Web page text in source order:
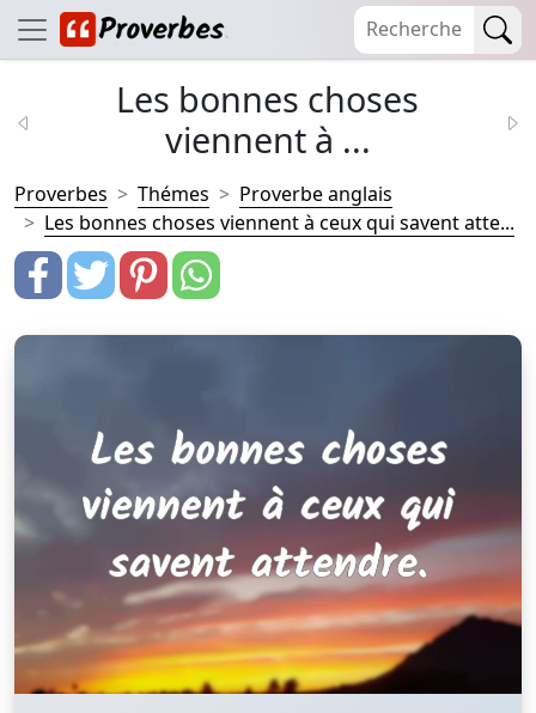
Les bonnes choses
viennent à ...
Proverbes Thémes
Proverbe anglais
Les bonnes choses viennent à ceux qui savent atte...